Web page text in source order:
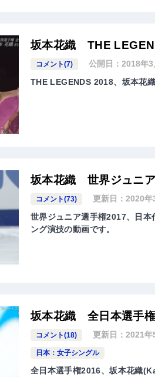
坂本花織 THE
コメント(7) 公開日：2018年3
THE LEGENDS 2018、坂本花
坂本花織 世界ジュニ
コメント(73) 更新日：2020年
世界ジュニア選手権2017、日
ング演技の動画です。
坂本花織 全日本選手
コメント(18) 更新日：2021年
日本：女子シングル
全日本選手権2016、坂本花織